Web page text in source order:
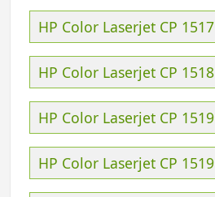
HP Color Laserjet CP
HP Color Laserjet CP
HP Color Laserjet CP
HP Color Laserjet CP